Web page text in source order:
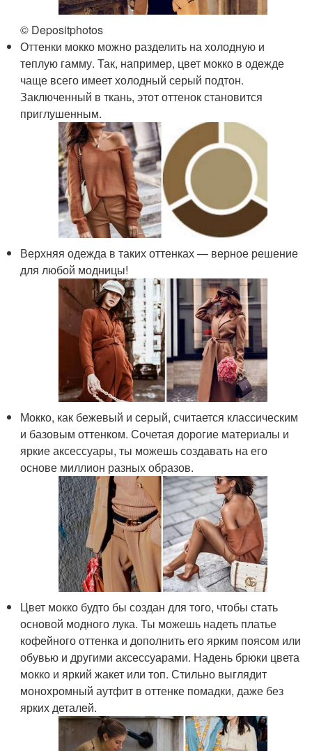
© Depositphotos
Оттенки мокко можно разделить на холодную и
теплую гамму. Так, например, цвет мокко в одежде
чаще всего имеет холодный серый подтон.
Заключенный в ткань, этот оттенок становится
приглушенным.
Верхняя одежда в таких оттенках — верное решение
для любой модницы!
Мокко, как бежевый и серый, считается классическим
и базовым оттенком. Сочетая дорогие материалы и
яркие аксессуары, ты можешь создавать на его
основе миллион разных образов.
Цвет мокко будто бы создан для того, чтобы стать
основой модного лука. Ты можешь надеть платье
кофейного оттенка и дополнить его ярким поясом или
обувью и другими аксессуарами. Надень брюки цвета
мокко и яркий жакет или топ. Стильно выглядит
монохромный аутфит в оттенке помадки, даже без
ярких деталей.